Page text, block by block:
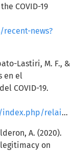
COVID-19
news?
Lastiri, M. F., &
en el
COVID-19.
view/2637/2589
A. (2020).
on